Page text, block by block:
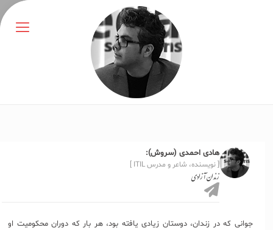
هادی احمدی (سروش):
[ نویسنده، شاعر و مدرس ITIL ]
زندان آزادی
جوانی که در زندان، دوستان زیادی یافته بود، هر بار که دوران محکومیت او